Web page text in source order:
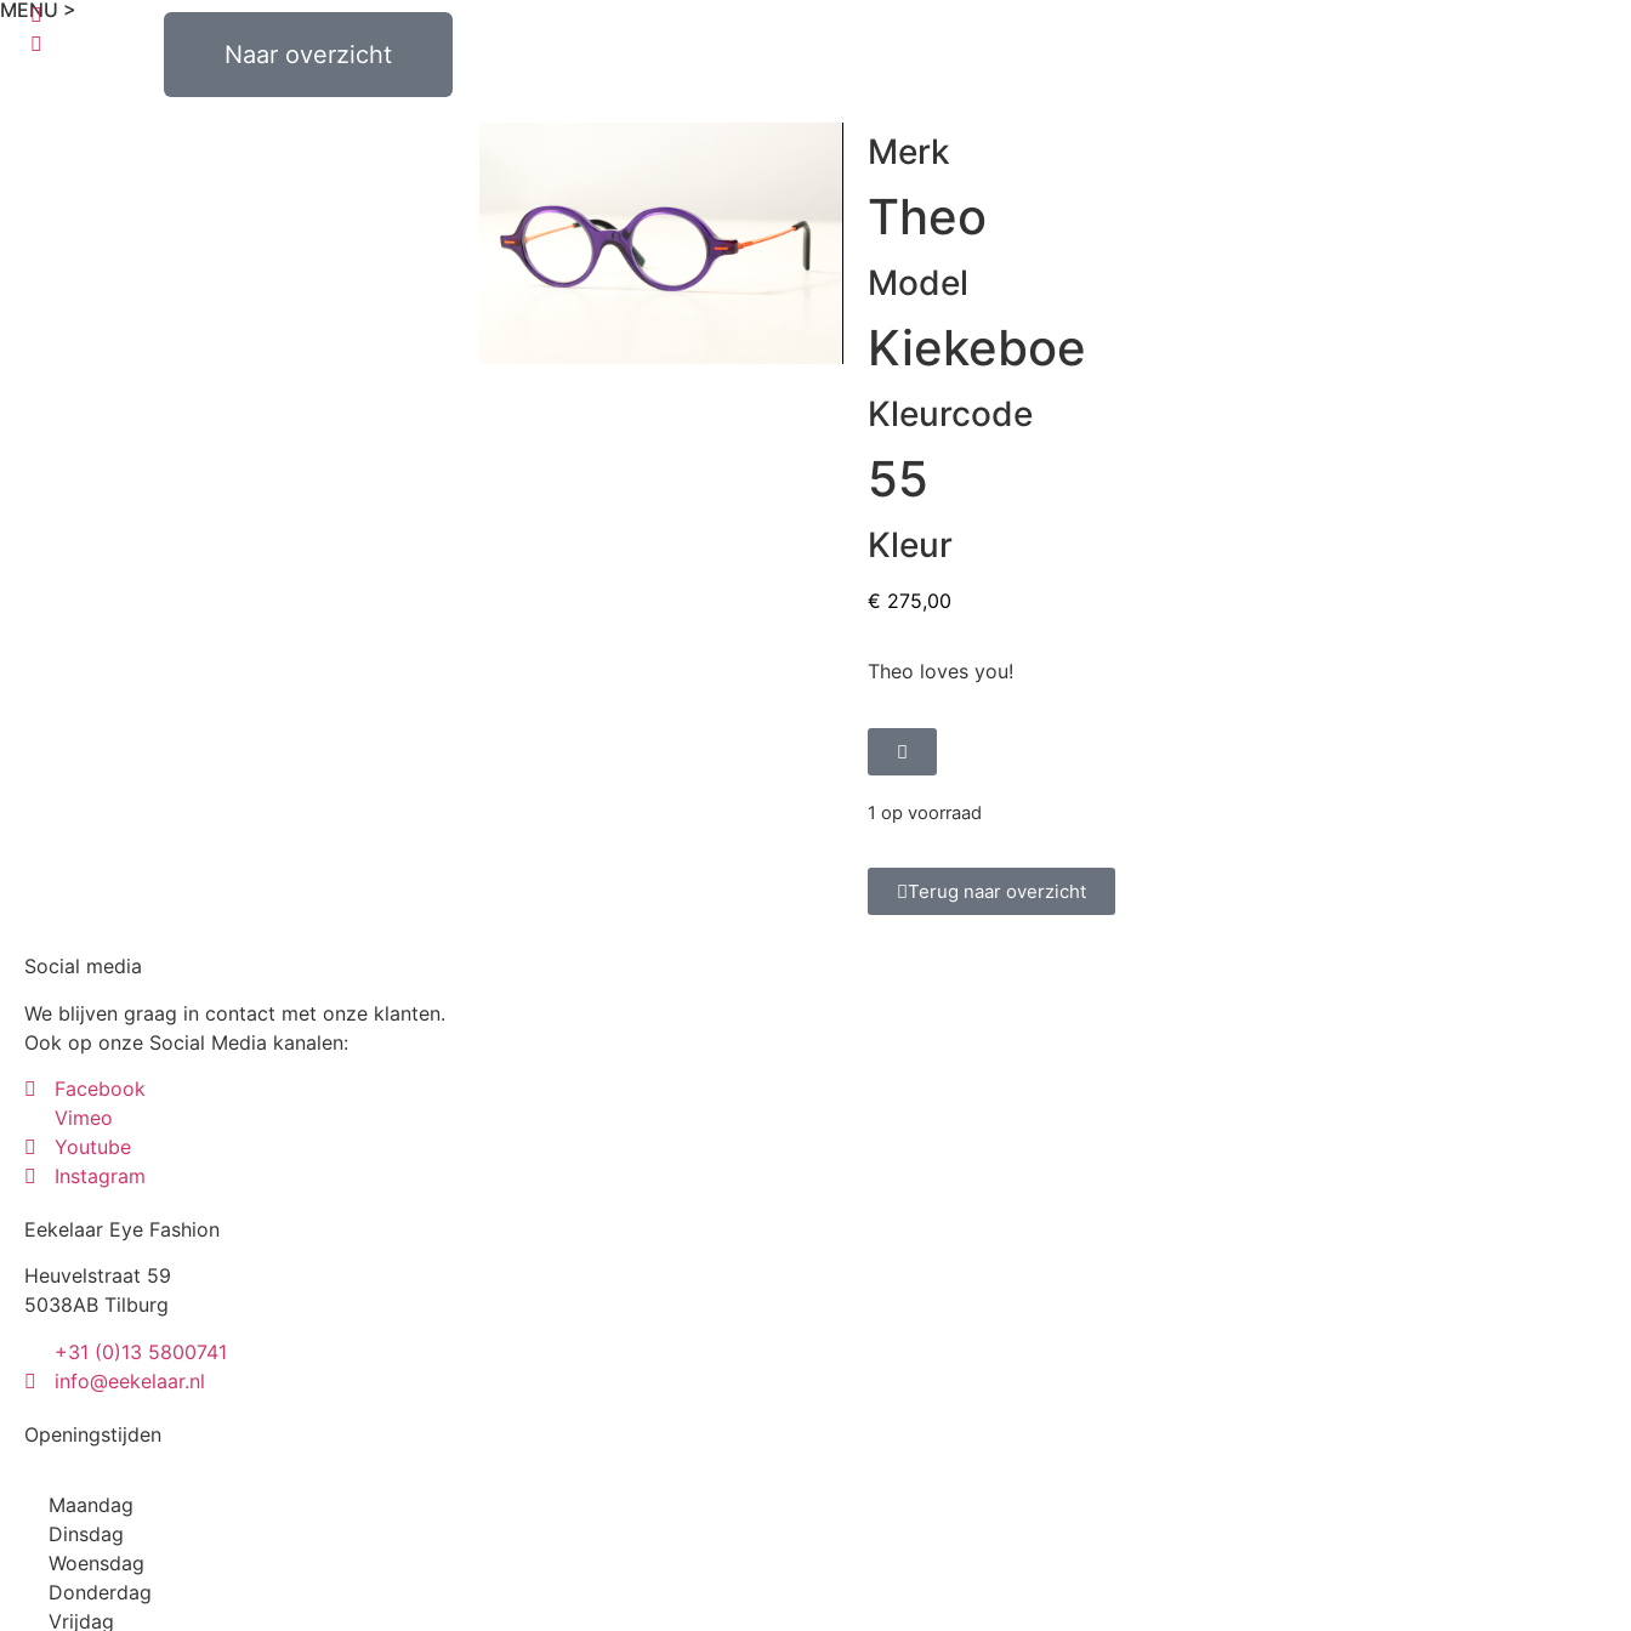
MENU >
Naar overzicht
0,00 0
Merk
Theo
Model
Kiekeboe
Kleurcode
55
Kleur
€ 275,00
Theo loves you!
1 op voorraad
Terug naar overzicht
Social media
We blijven graag in contact met onze klanten.
Ook op onze Social Media kanalen:
Facebook
Vimeo
Youtube
Instagram
Eekelaar Eye Fashion
Heuvelstraat 59
5038AB Tilburg
+31 (0)13 5800741
info@eekelaar.nl
Openingstijden
Maandag
Dinsdag
Woensdag
Donderdag
Vrijdag